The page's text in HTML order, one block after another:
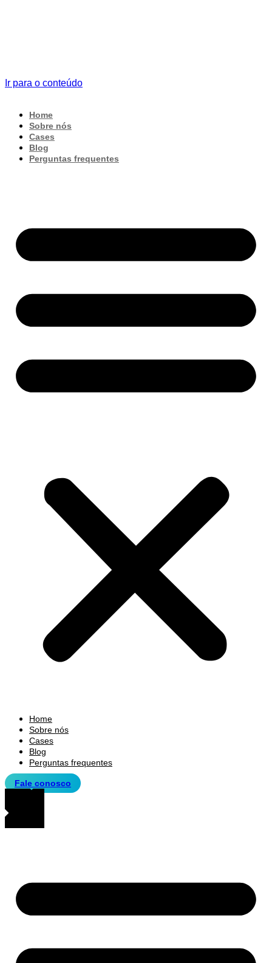
Ir para o conteúdo
Home
Sobre nós
Cases
Blog
Perguntas frequentes
Home
Sobre nós
Cases
Blog
Perguntas frequentes
Fale conosco